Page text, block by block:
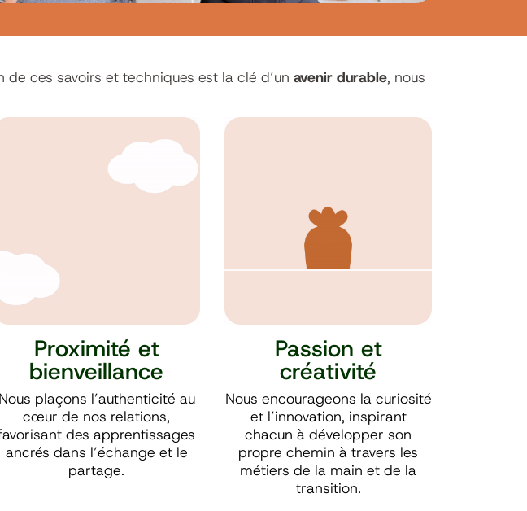
ces savoirs et techniques est la clé d’un avenir durable, nous
Proximité et
bienveillance
Nous plaçons l’authenticité au
cœur de nos relations,
des apprentissages
ancrés dans l’échange et le
partage.
Passion et
créativité
Nous encourageons la curiosité
et l’innovation, inspirant
chacun à développer son
propre chemin à travers les
métiers de la main et de la
transition.